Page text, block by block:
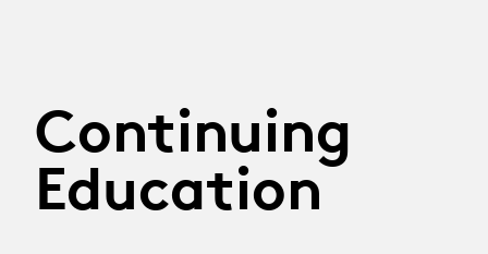
Continuing
Education